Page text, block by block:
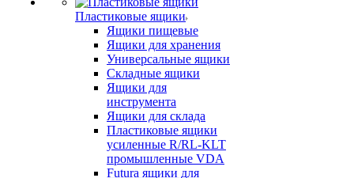
Пластиковые ящики
Ящики пищевые
Ящики для хранения
Универсальные ящики
Складные ящики
Ящики для
инструмента
Ящики для склада
Пластиковые ящики
усиленные R/RL-KLT
промышленные VDA
Futura ящики для